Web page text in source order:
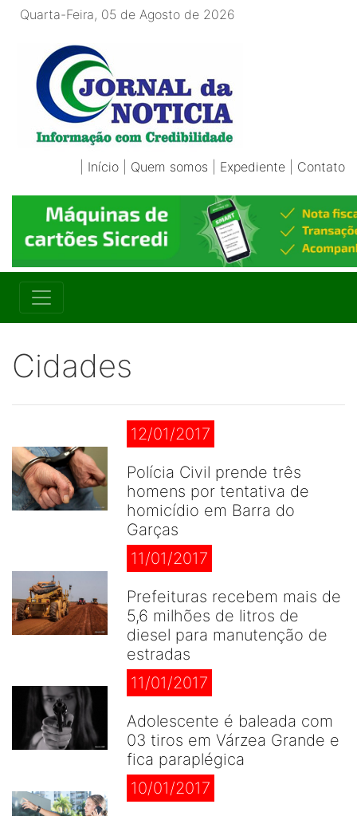
Quarta-Feira, 05 de Agosto de 2026
Início Quem somos Expediente Contato
Cidades
12/01/2017
Polícia Civil prende três
homens por tentativa de
homicídio em Barra do
Garças
11/01/2017
Prefeituras recebem mais de
5,6 milhões de litros de
diesel para manutenção de
estradas
11/01/2017
Adolescente é baleada com
03 tiros em Várzea Grande e
fica paraplégica
10/01/2017